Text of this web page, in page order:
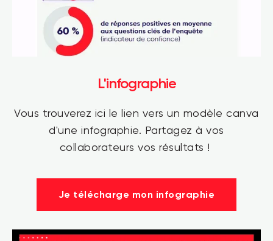
L'infographie
Vous trouverez ici le lien vers un modèle canva
d'une infographie. Partagez à vos
collaborateurs vos résultats !
Je télécharge mon infographie